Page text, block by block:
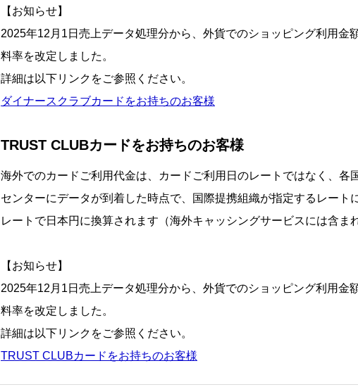
【お知らせ】
2025年12月1日売上データ処理分から、外貨でのショッピング利用金
料率を改定しました。
詳細は以下リンクをご参照ください。
ダイナースクラブカードをお持ちのお客様
TRUST CLUBカードをお持ちのお客様
海外でのカードご利用代金は、カードご利用日のレートではなく、各
センターにデータが到着した時点で、国際提携組織が指定するレート
レートで日本円に換算されます（海外キャッシングサービスには含ま
【お知らせ】
2025年12月1日売上データ処理分から、外貨でのショッピング利用金
料率を改定しました。
詳細は以下リンクをご参照ください。
TRUST CLUBカードをお持ちのお客様